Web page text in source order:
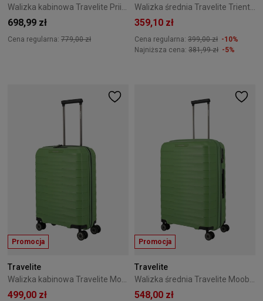
698,99 zł
Cena regularna: 779,00 zł
359,10 zł
Cena regularna: 399,00 zł -10%
Najniższa cena: 381,99 zł -5%
Promocja
Travelite
499,00 zł
Promocja
Travelite
548,00 zł